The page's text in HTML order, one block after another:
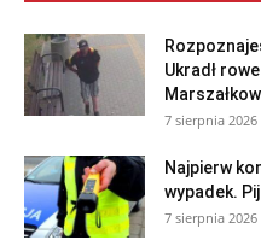
Ukradł
7 sierpnia 2026
Najpierw
wypadek.
7 sierpnia 2026